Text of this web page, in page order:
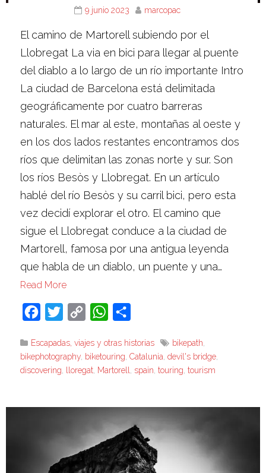
9 junio 2023 marcopac
El camino de Martorell subiendo por el
Llobregat La via en bici para llegar al puente
del diablo a lo largo de un río importante Intro
La ciudad de Barcelona está delimitada
geográficamente por cuatro barreras
naturales. El mar al este, montañas al oeste y
en los dos lados restantes encontramos dos
ríos que delimitan las zonas norte y sur. Son
los ríos Besòs y Llobregat. En un artículo
hablé del río Besòs y su carril bici, pero esta
vez decidí explorar el otro. El camino que
sigue el Llobregat conduce a la ciudad de
Martorell, famosa por una antigua leyenda
que habla de un diablo, un puente y una…
Read More
Facebook
Twitter Copy
WhatsApp
Escapadas, viajes y otras historias bikepath,
bikephotography, biketouring,Catalunia,devil's bridge,
discovering, lloregat, Martorell, spain,touring,tourism